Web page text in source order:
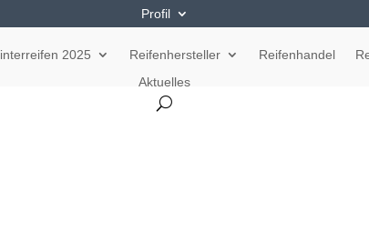
Profil
2025 Reifenhersteller Reifenhandel
Aktuelles